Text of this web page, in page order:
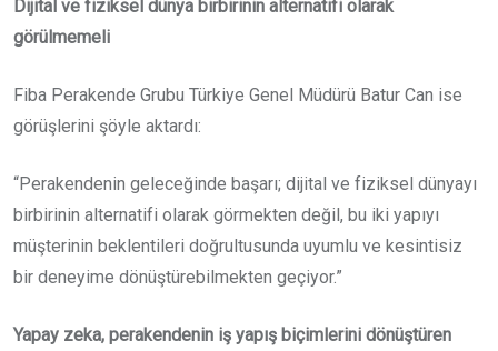
Dijital ve fiziksel dünya birbirinin alternatifi olarak
görülmemeli
Fiba Perakende Grubu Türkiye Genel Müdürü Batur Can ise
görüşlerini şöyle aktardı:
“Perakendenin geleceğinde başarı; dijital ve fiziksel dünyayı
birbirinin alternatifi olarak görmekten değil, bu iki yapıyı
müşterinin beklentileri doğrultusunda uyumlu ve kesintisiz
bir deneyime dönüştürebilmekten geçiyor.”
Yapay zeka, perakendenin iş yapış biçimlerini dönüştüren